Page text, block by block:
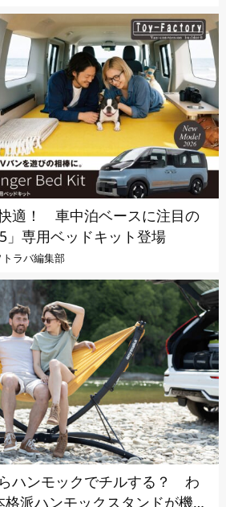
適！ 車中泊ベースに注目の
」専用ベッドキット登場
トラバ編集部
ハンモックでチルする？ わ
派ハンモックスタンドが機能